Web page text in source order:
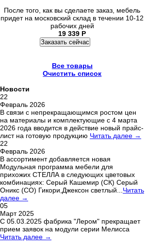
После того, как вы сделаете заказ, мебель
придет на московский склад в течении 10-12
рабочих дней
19 339 Р
Заказать сейчас
Все товары
Очистить список
Новости
22
Февраль 2026
В связи с непрекращающимся ростом цен
на материалы и комплектующие с 4 марта
2026 года вводится в действие новый прайс-
лист на готовую продукцию Читать далее →
22
Февраль 2026
В ассортимент добавляется новая
Модульная программа мебели для
прихожих СТЕЛЛА в следующих цветовых
комбинациях: Серый Кашемир (СК) Серый
Оникс (СО) Гикори,Джексон светлый... Читать
далее →
05
Март 2025
С 05.03.2025 фабрика "Лером" прекращает
прием заявок на модули серии Мелисса
Читать далее →